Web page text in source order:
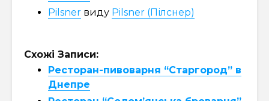
Pilsner виду Pilsner (Пілснер)
Схожі Записи:
Ресторан-пивоварня “Старгород” в
Днепре